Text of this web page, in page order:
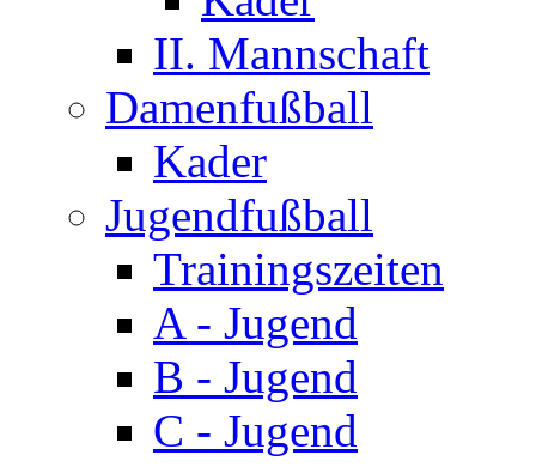
II. Mannschaft
Damenfußball
Kader
Jugendfußball
Trainingszeiten
A - Jugend
B - Jugend
C - Jugend